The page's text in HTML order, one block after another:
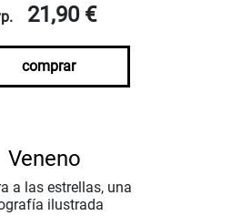
21,90 €
comprar
Veneno
a las estrellas, una
ilustrada